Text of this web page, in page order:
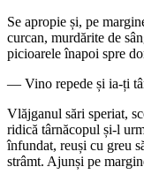
Se apropie și, pe
curcan, murdărite de
picioarele înapoi spre
— Vino repede și ia-ți
Vlăjganul sări speriat,
ridică târnăcopul și-l
înfundat, reuși cu greu
strâmt. Ajunși pe